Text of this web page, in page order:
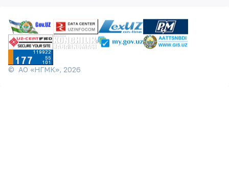
© АО «НГМК», 2026